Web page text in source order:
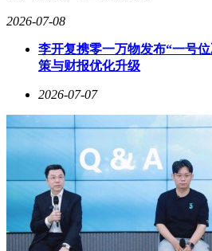
2026-07-08
李开复携零一万物发布“一号
策与财报优化升级
2026-07-07